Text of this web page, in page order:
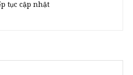
tục cập nhật